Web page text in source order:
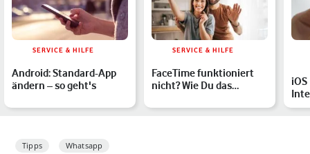
SERVICE & HILFE
Android: Standard-App
ändern – so geht's
SERVICE & HILFE
FaceTime funktioniert
nicht? Wie Du das
Tipps Whatsapp